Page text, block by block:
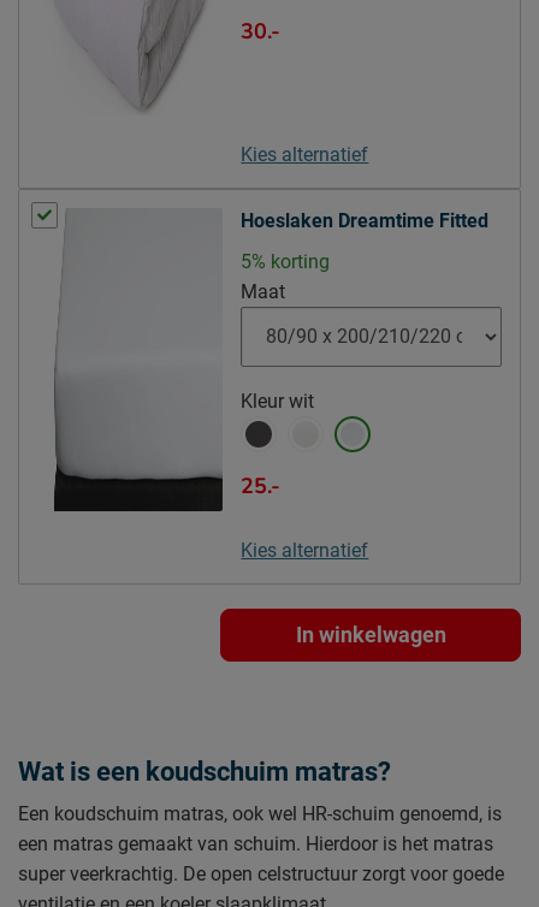
Leveranciersinformatie
info@beterbed.nl
30.-
Kies alternatief
Hoeslaken Dreamtime Fitted
5% korting
Maat
Kleur wit
25.-
Kies alternatief
In winkelwagen
Wat is een koudschuim matras?
Een koudschuim matras, ook wel HR-schuim genoemd, is
een matras gemaakt van schuim. Hierdoor is het matras
super veerkrachtig. De open celstructuur zorgt voor goede